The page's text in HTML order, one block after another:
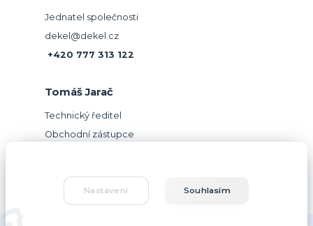
Jednatel společnosti
dekel@dekel.cz
+420 777 313 122
Tomáš Jarač
Technický ředitel
Obchodní zástupce
Nastavení Souhlasím